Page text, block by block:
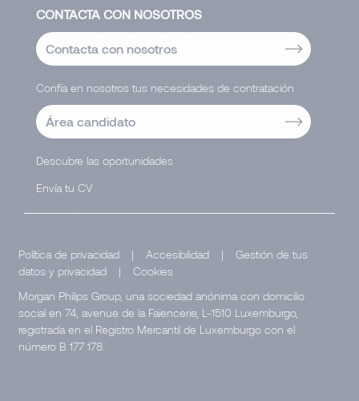
CONTACTA CON NOSOTROS
Contacta con nosotros
Confía en nosotros tus necesidades de contratación
Área candidato
Descubre las oportunidades
Envía tu CV
Política de privacidad | Accesibilidad |
Gestión de tus
datos y privacidad
|
Cookies
Morgan Philips Group, una sociedad anónima con domicilio
social en 74, avenue de la Faïencerie, L-1510 Luxemburgo,
registrada en el Registro Mercantil de Luxemburgo con el
número B 177 178.